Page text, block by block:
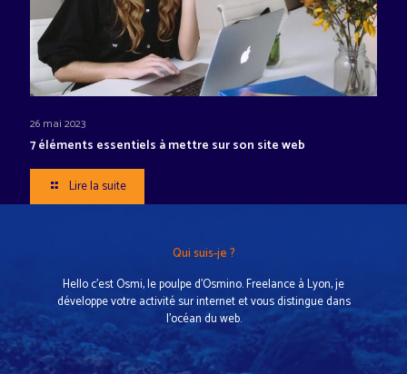
26 mai 2023
7 éléments essentiels à mettre sur son site web
Lire la suite
Qui suis-je ?
Hello c’est Osmi, le poulpe d’Osmino. Freelance à Lyon, je
développe votre activité sur internet et vous distingue dans
l'océan du web.